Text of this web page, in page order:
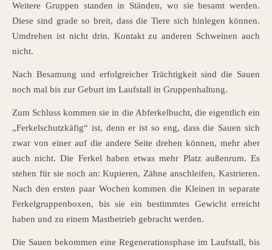
Weitere Gruppen standen in Ständen, wo sie besamt werden.
Diese sind grade so breit, dass die Tiere sich hinlegen können.
Umdrehen ist nicht drin. Kontakt zu anderen Schweinen auch
nicht.
Nach Besamung und erfolgreicher Trächtigkeit sind die Sauen
noch mal bis zur Geburt im Laufstall in Gruppenhaltung.
Zum Schluss kommen sie in die Abferkelbucht, die eigentlich ein
„Ferkelschutzkäfig“ ist, denn er ist so eng, dass die Sauen sich
zwar von einer auf die andere Seite drehen können, mehr aber
auch nicht. Die Ferkel haben etwas mehr Platz außenrum. Es
stehen für sie noch an: Kupieren, Zähne anschleifen, Kastrieren.
Nach den ersten paar Wochen kommen die Kleinen in separate
Ferkelgruppenboxen, bis sie ein bestimmtes Gewicht erreicht
haben und zu einem Mastbetrieb gebracht werden.
Die Sauen bekommen eine Regenerationsphase im Laufstall, bis